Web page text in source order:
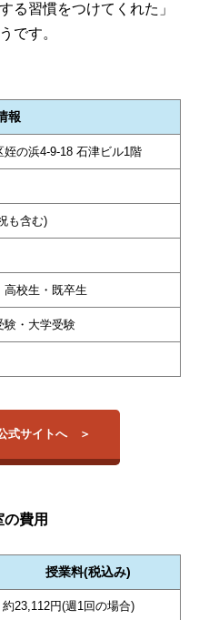
る習慣をつけてくれた」
です。
報
の浜4-9-18 石津ビル1階
も含む)
高校生・既卒生
験・大学受験
式サイトへ
費用
授業料(税込み)
約23,112円(週1回の場合)